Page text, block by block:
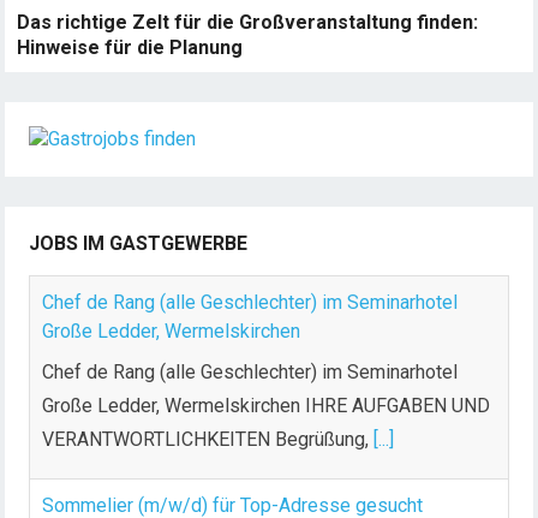
Das richtige Zelt für die Großveranstaltung finden:
Hinweise für die Planung
JOBS IM GASTGEWERBE
Chef de Rang (alle Geschlechter) im Seminarhotel
Große Ledder, Wermelskirchen
Chef de Rang (alle Geschlechter) im Seminarhotel
Große Ledder, Wermelskirchen IHRE AUFGABEN UND
VERANTWORTLICHKEITEN Begrüßung, [...]
Sommelier (m/w/d) für Top-Adresse gesucht